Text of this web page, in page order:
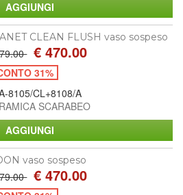
CLEAN FLUSH vaso sospeso
€ 470.00
31%
8105/CL+8108/A
SCARABEO
vaso sospeso
€ 470.00